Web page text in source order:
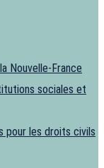
Nouvelle-France
sociales et
pour les droits civils